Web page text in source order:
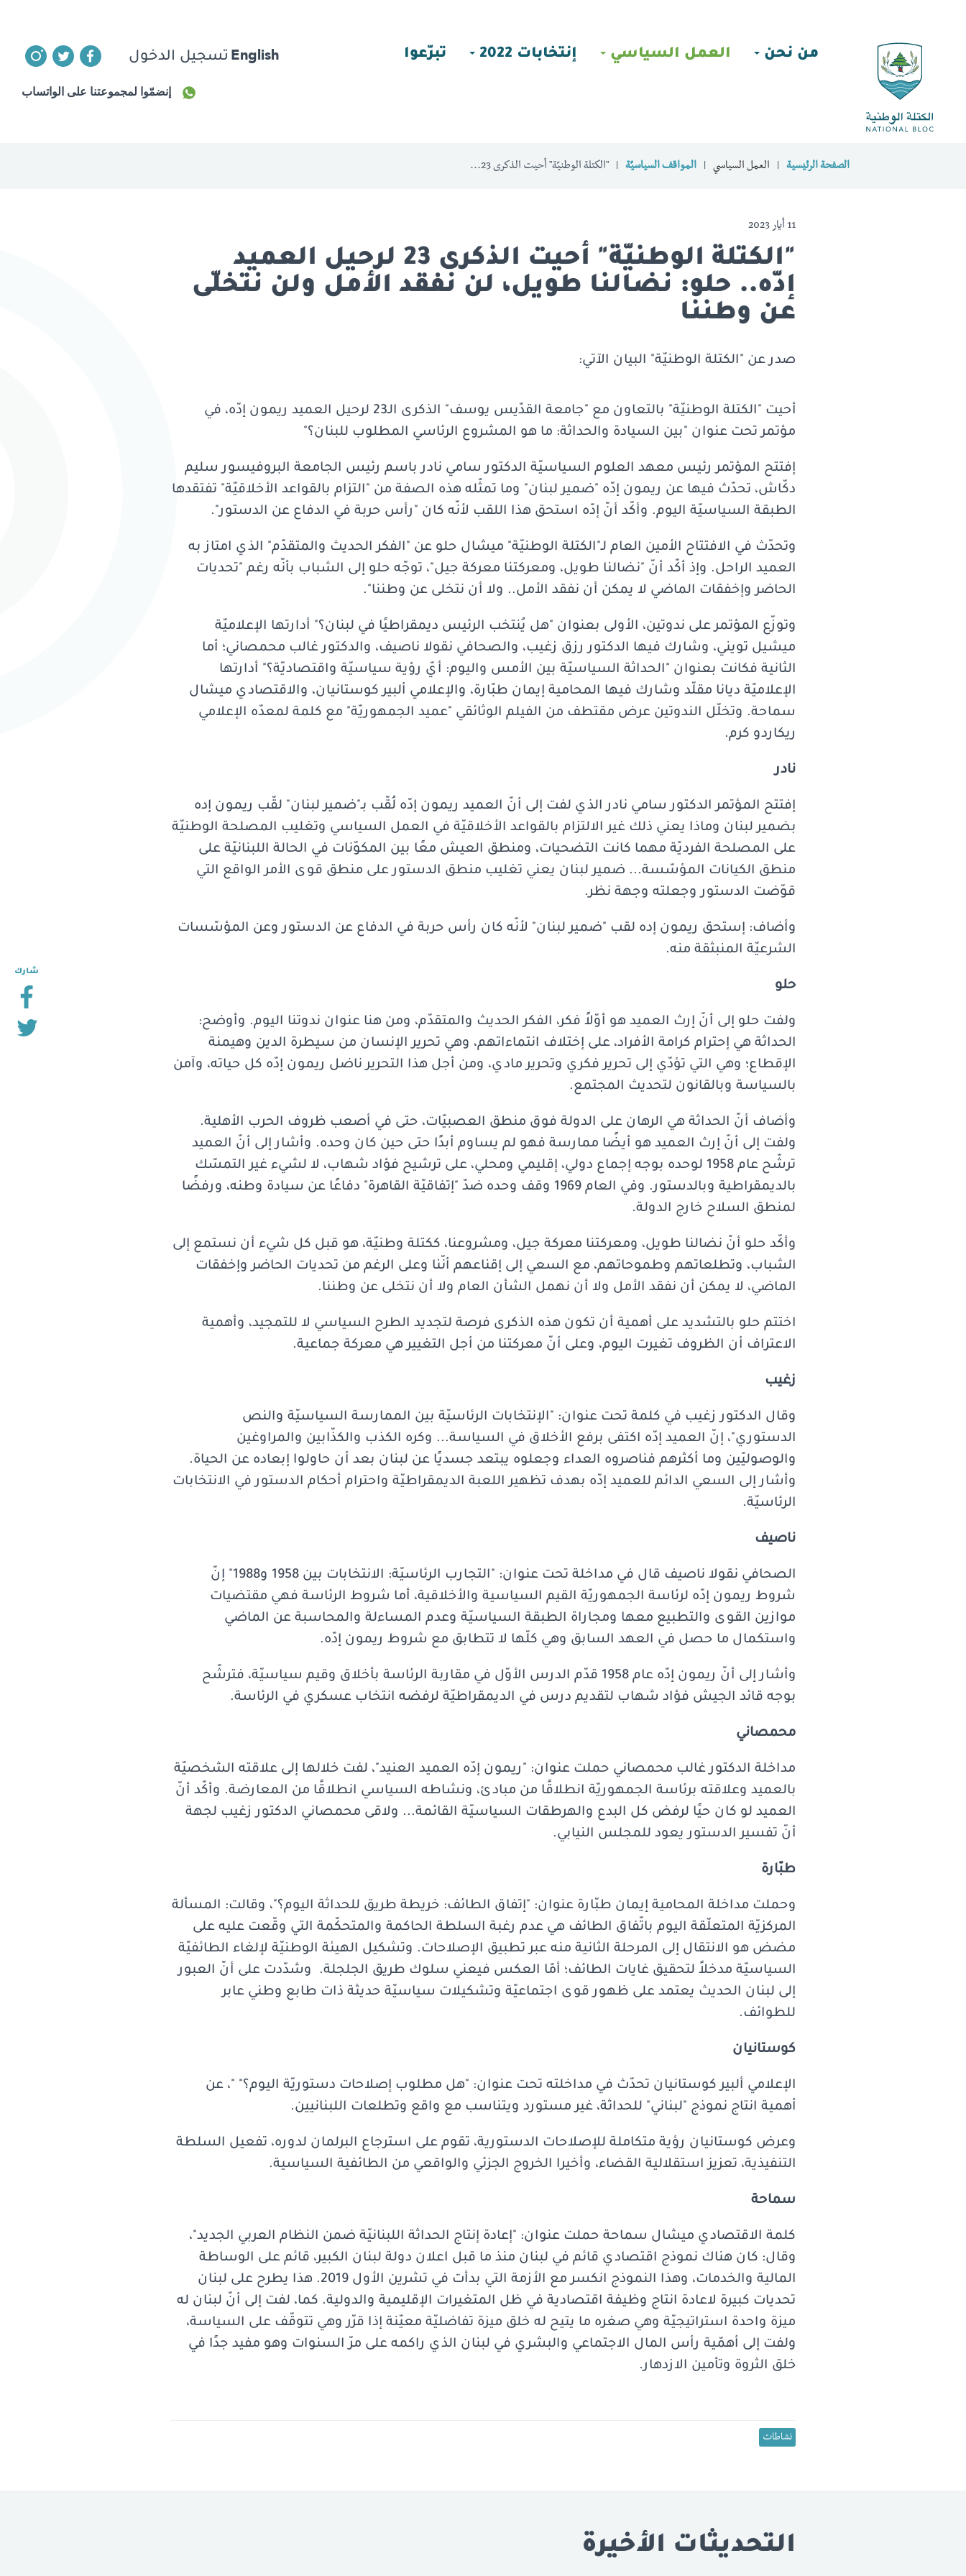
English تسجيل الدخول
إنضمّوا لمجموعتنا على الواتساب
تبرّعوا إنتخابات 2022 العمل السياسي من نحن
شارك
الصفحة الرئيسية العمل السياسي المواقف السياسيّة "الكتلة الوطنيّة" أحيت الذكرى 23...
11 أيار 2023
"الكتلة الوطنيّة" أحيت الذكرى 23 لرحيل العميد
إدّه.. حلو: نضالنا طويل، لن نفقد الأمل ولن نتخلّى
عن وطننا
صدر عن "الكتلة الوطنيّة" البيان الآتي:
أحيت "الكتلة الوطنيّة" بالتعاون مع "جامعة القدّيس يوسف" الذكرى الـ23 لرحيل العميد ريمون إدّه، في
مؤتمر تحت عنوان "بين السيادة والحداثة: ما هو المشروع الرئاسي المطلوب للبنان؟"
إفتتح المؤتمر رئيس معهد العلوم السياسيّة الدكتور سامي نادر باسم رئيس الجامعة البروفيسور سليم
دكّاش، تحدّث فيها عن ريمون إدّه "ضمير لبنان" وما تمثّله هذه الصفة من "التزام بالقواعد الأخلاقيّة" تفتقدها
الطبقة السياسيّة اليوم. وأكّد أنّ إدّه استحق هذا اللقب لأنّه كان "رأس حربة في الدفاع عن الدستور".
وتحدّث في الافتتاح الأمين العام لـ"الكتلة الوطنيّة" ميشال حلو عن "الفكر الحديث والمتقدّم" الذي امتاز به
العميد الراحل. وإذ أكّد أنّ "نضالنا طويل، ومعركتنا معركة جيل"، توجّه حلو إلى الشباب بأنّه رغم "تحديات
الحاضر وإخفقات الماضي لا يمكن أن نفقد الأمل.. ولا أن نتخلى عن وطننا".
وتوزّع المؤتمر على ندوتين، الأولى بعنوان "هل يُنتخب الرئيس ديمقراطيًا في لبنان؟" أدارتها الإعلاميّة
ميشيل تويني، وشارك فيها الدكتور رزق زغيب، والصحافي نقولا ناصيف، والدكتور غالب محمصاني؛ أما
الثانية فكانت بعنوان "الحداثة السياسيّة بين الأمس واليوم: أيّ رؤية سياسيّة واقتصاديّة؟" أدارتها
الإعلاميّة ديانا مقلّد وشارك فيها المحامية إيمان طبّارة، والإعلامي ألبير كوستانيان، والاقتصادي ميشال
سماحة. وتخلّل الندوتين عرض مقتطف من الفيلم الوثائقي "عميد الجمهوريّة" مع كلمة لمعدّه الإعلامي
ريكاردو كرم.
نادر
إفتتح المؤتمر الدكتور سامي نادر الذي لفت إلى أنّ العميد ريمون إدّه لُقّب بـ"ضمير لبنان" لقّب ريمون إده
بضمير لبنان وماذا يعني ذلك غير الالتزام بالقواعد الأخلاقيّة في العمل السياسي وتغليب المصلحة الوطنيّة
على المصلحة الفرديّة مهما كانت التضحيات، ومنطق العيش معًا بين المكوّنات في الحالة اللبنانيّة على
منطق الكيانات المؤسّسة... ضمير لبنان يعني تغليب منطق الدستور على منطق قوى الأمر الواقع التي
قوّضت الدستور وجعلته وجهة نظر.
وأضاف: إستحق ريمون إده لقب "ضمير لبنان" لأنّه كان رأس حربة في الدفاع عن الدستور وعن المؤسّسات
الشرعيّة المنبثقة منه.
حلو
ولفت حلو إلى أنّ إرث العميد هو أوّلاً فكر، الفكر الحديث والمتقدّم، ومن هنا عنوان ندوتنا اليوم. وأوضح:
الحداثة هي إحترام كرامة الأفراد، على إختلاف انتماءاتهم، وهي تحرير الإنسان من سيطرة الدين وهيمنة
الإقطاع؛ وهي التي تؤدّي إلى تحرير فكري وتحرير مادي، ومن أجل هذا التحرير ناضل ريمون إدّه كل حياته، وآمن
بالسياسة وبالقانون لتحديث المجتمع.
وأضاف أنّ الحداثة هي الرهان على الدولة فوق منطق العصبيّات، حتى في أصعب ظروف الحرب الأهلية.
ولفت إلى أنّ إرث العميد هو أيضًا ممارسة فهو لم يساوم أبدًا حتى حين كان وحده. وأشار إلى أنّ العميد
ترشّح عام 1958 لوحده بوجه إجماع دولي، إقليمي ومحلي، على ترشيح فؤاد شهاب، لا لشيء غير التمسّك
بالديمقراطية وبالدستور. وفي العام 1969 وقف وحده ضدّ "إتفاقيّة القاهرة" دفاعًا عن سيادة وطنه، ورفضًا
لمنطق السلاح خارج الدولة.
وأكّد حلو أنّ نضالنا طويل، ومعركتنا معركة جيل، ومشروعنا، ككتلة وطنيّة، هو قبل كل شيء أن نستمع إلى
الشباب، وتطلعاتهم وطموحاتهم، مع السعي إلى إقناعهم أنّنا وعلى الرغم من تحديات الحاضر وإخفقات
الماضي، لا يمكن أن نفقد الأمل ولا أن نهمل الشأن العام ولا أن نتخلى عن وطننا.
اختتم حلو بالتشديد على أهمية أن تكون هذه الذكرى فرصة لتجديد الطرح السياسي لا للتمجيد، وأهمية
الاعتراف أن الظروف تغيرت اليوم، وعلى أنّ معركتنا من أجل التغيير هي معركة جماعية.
زغيب
وقال الدكتور زغيب في كلمة تحت عنوان: "الإنتخابات الرئاسيّة بين الممارسة السياسيّة والنص
الدستوري"، إنّ العميد إدّه اكتفى برفع الأخلاق في السياسة... وكره الكذب والكذّابين والمراوغين
والوصوليّين وما أكثرهم فناصروه العداء وجعلوه يبتعد جسديًا عن لبنان بعد أن حاولوا إبعاده عن الحياة.
وأشار إلى السعي الدائم للعميد إدّه بهدف تظهير اللعبة الديمقراطيّة واحترام أحكام الدستور في الانتخابات
الرئاسيّة.
ناصيف
الصحافي نقولا ناصيف قال في مداخلة تحت عنوان: "التجارب الرئاسيّة: الانتخابات بين 1958 و1988" إنّ
شروط ريمون إدّه لرئاسة الجمهوريّة القيم السياسية والأخلاقية، أما شروط الرئاسة فهي مقتضيات
موازين القوى والتطبيع معها ومجاراة الطبقة السياسيّة وعدم المساءلة والمحاسبة عن الماضي
واستكمال ما حصل في العهد السابق وهي كلّها لا تتطابق مع شروط ريمون إدّه.
وأشار إلى أنّ ريمون إدّه عام 1958 قدّم الدرس الأوّل في مقاربة الرئاسة بأخلاق وقيم سياسيّة، فترشّح
بوجه قائد الجيش فؤاد شهاب لتقديم درس في الديمقراطيّة لرفضه انتخاب عسكري في الرئاسة.
محمصاني
مداخلة الدكتور غالب محمصاني حملت عنوان: "ريمون إدّه العميد العنيد"، لفت خلالها إلى علاقته الشخصيّة
بالعميد وعلاقته برئاسة الجمهوريّة انطلاقًا من مبادئ، ونشاطه السياسي انطلاقًا من المعارضة. وأكّد أنّ
العميد لو كان حيًا لرفض كل البدع والهرطقات السياسيّة القائمة... ولاقى محمصاني الدكتور زغيب لجهة
أنّ تفسير الدستور يعود للمجلس النيابي.
طبّارة
وحملت مداخلة المحامية إيمان طبّارة عنوان: "إتفاق الطائف: خريطة طريق للحداثة اليوم؟"، وقالت: المسألة
المركزيّة المتعلّقة اليوم باتّفاق الطائف هي عدم رغبة السلطة الحاكمة والمتحكّمة التي وقّعت عليه على
مضض هو الانتقال إلى المرحلة الثانية منه عبر تطبيق الإصلاحات. وتشكيل الهيئة الوطنيّة لإلغاء الطائفيّة
السياسيّة مدخلاً لتحقيق غايات الطائف؛ أمّا العكس فيعني سلوك طريق الجلجلة. وشدّدت على أنّ العبور
إلى لبنان الحديث يعتمد على ظهور قوى اجتماعيّة وتشكيلات سياسيّة حديثة ذات طابع وطني عابر
للطوائف.
كوستانيان
الإعلامي ألبير كوستانيان تحدّث في مداخلته تحت عنوان: "هل مطلوب إصلاحات دستوريّة اليوم؟" "، عن
أهمية انتاج نموذج "لبناني" للحداثة، غير مستورد ويتناسب مع واقع وتطلعات اللبنانيين.
وعرض كوستانيان رؤية متكاملة للإصلاحات الدستورية، تقوم على استرجاع البرلمان لدوره، تفعيل السلطة
التنفيذية، تعزيز استقلالية القضاء، وأخيرا الخروج الجزئي والواقعي من الطائفية السياسية.
سماحة
كلمة الاقتصادي ميشال سماحة حملت عنوان: "إعادة إنتاج الحداثة اللبنانيّة ضمن النظام العربي الجديد"،
وقال: كان هناك نموذج اقتصادي قائم في لبنان منذ ما قبل اعلان دولة لبنان الكبير، قائم على الوساطة
المالية والخدمات، وهذا النموذج انكسر مع الأزمة التي بدأت في تشرين الأول 2019. هذا يطرح على لبنان
تحديات كبيرة لاعادة انتاج وظيفة اقتصادية في ظل المتغيرات الإقليمية والدولية. كما، لفت إلى أنّ لبنان له
ميزة واحدة استراتيجيّة وهي صغره ما يتيح له خلق ميزة تفاضليّة معيّنة إذا قرّر وهي تتوقّف على السياسة،
ولفت إلى أهمّية رأس المال الاجتماعي والبشري في لبنان الذي راكمه على مرّ السنوات وهو مفيد جدًا في
خلق الثروة وتأمين الازدهار.
نشاطات
التحديثات الأخيرة